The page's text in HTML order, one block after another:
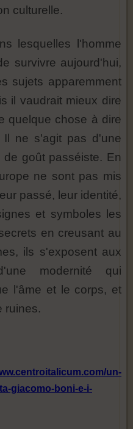
culturelle.
lesquelles l'homme
survivre aujourd'hui,
sujets apparemment
il vaudrait mieux dire
quelque chose à dire
ne s'agit pas d'une
de goût passéiste. En
ne sont pas mis
passé, leur identité,
et symboles les
en creusant au
ils s'exposent aux
modernité qui
l'âme et le corps, et
ruines.
un-
giacomo-boni-e-i-